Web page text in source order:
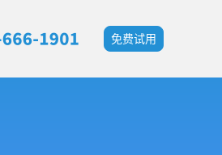
免费试用